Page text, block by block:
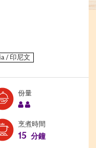
份量Serves:
烹煮時間
15 分鐘